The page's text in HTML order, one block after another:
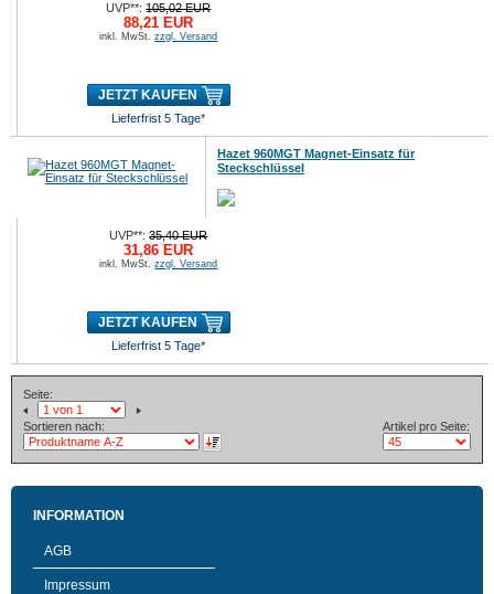
UVP**:105,02 EUR
88,21 EUR
inkl. MwSt.zzgl. Versand
JETZT KAUFEN
Lieferfrist 5 Tage*
Hazet 960MGT Magnet-Einsatz für
Steckschlüssel
UVP**:35,40 EUR
31,86 EUR
inkl. MwSt.zzgl. Versand
JETZT KAUFEN
Lieferfrist 5 Tage*
Seite:
Sortieren nach: Artikel pro Seite:
INFORMATION
AGB
Impressum